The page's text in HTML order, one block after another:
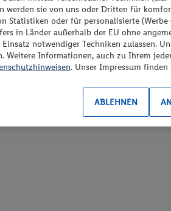
werden sie von uns oder Dritten für
Statistiken oder für personalisierte
in Länder außerhalb der EU ohne
notwendiger Techniken zulassen.
Weitere Informationen, auch zu Ihrem
. Unser Impressum finden
ABLEHNEN